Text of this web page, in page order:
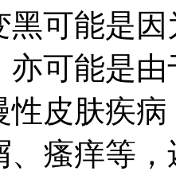
黑可能是
亦可能是
性皮肤疾
、瘙痒等